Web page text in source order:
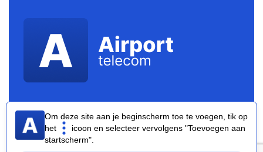
Airport Telecom 2026 ®
Om deze site aan je beginscherm toe te voegen, tik op
het
icoon en selecteer vervolgens "Toevoegen aan
startscherm".